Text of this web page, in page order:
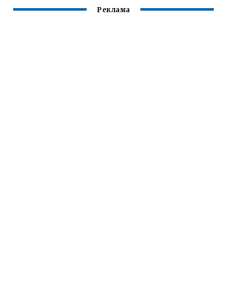
Реклама